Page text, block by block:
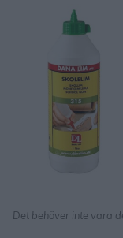
Det behöver inte vara